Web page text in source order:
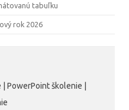
tabuľku
rok 2026
PowerPoint školenie |